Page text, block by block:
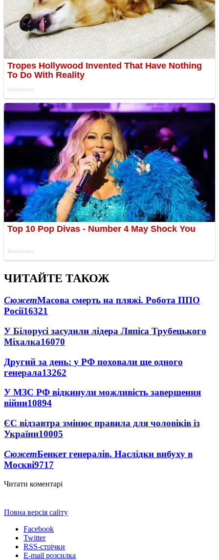
ЧИТАЙТЕ ТАКОЖ
СюжетМасова смерть на пляжі. Робота ППО
Росії16321
У Білорусі засудили лідера Ляпіса Трубецького
Міхалка16070
Другий за день: у РФ поховали ще одного
генерала13262
У МЗС РФ відкинули можливість завершення
війни10894
ЄС відзавтра змінює правила для чоловіків із
України10005
СюжетБенкет генералів. Наслідки вибуху в
Москві9717
Читати коментарі
Повна версія сайту
Facebook
Twitter
RSS-стрічки
E-mail розсилка